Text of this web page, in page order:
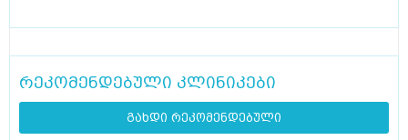
რეკომენდებული კლინიკები
გახდი რეკომენდებული